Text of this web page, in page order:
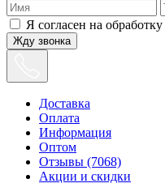
Я согласен на обработку
Жду звонка
Доставка
Оплата
Информация
Оптом
Отзывы (7068)
Акции и скидки